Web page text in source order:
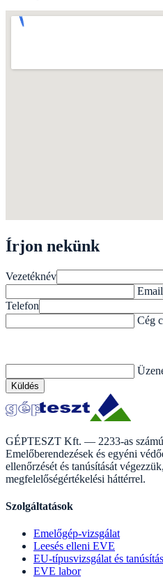
Írjon nekünk
Vezetéknév
Email
Telefon
Cég
Küldés
GÉPTESZT Kft. — 2233-as számú
Emelőberendezések és egyéni
ellenőrzését és tanúsítását
megfelelőségértékelési háttérrel.
Szolgáltatások
Emelőgép-vizsgálat
Leesés elleni EVE
EU-típusvizsgálat és tanúsítás
EVE labor